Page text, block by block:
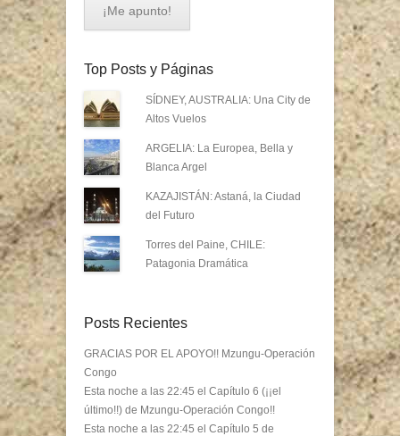
Top Posts y Páginas
SÍDNEY, AUSTRALIA: Una City de
Altos Vuelos
ARGELIA: La Europea, Bella y
Blanca Argel
KAZAJISTÁN: Astaná, la Ciudad
del Futuro
Torres del Paine, CHILE:
Patagonia Dramática
Posts Recientes
GRACIAS POR EL APOYO!! Mzungu-Operación
Congo
Esta noche a las 22:45 el Capítulo 6 (¡¡el
último!!) de Mzungu-Operación Congo!!
Esta noche a las 22:45 el Capítulo 5 de